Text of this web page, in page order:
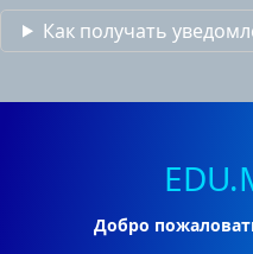
Как получать
Добро